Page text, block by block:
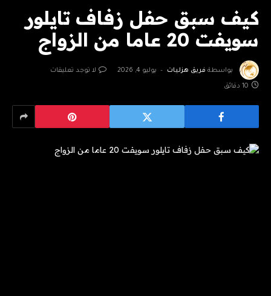
كيف سبق حفل زفاف تايلور
سويفت 20 عاما من الزواج
بواسطة فريق هزليات يوليو 4, 2026 لا توجد تعليقات
10 دقائق